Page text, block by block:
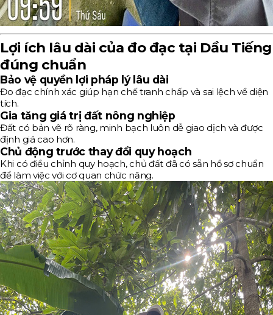
Lợi ích lâu dài của đo đạc tại Dầu Tiếng
đúng chuẩn
Bảo vệ quyền lợi pháp lý lâu dài
Đo đạc chính xác giúp hạn chế tranh chấp và sai lệch về diện
tích.
Gia tăng giá trị đất nông nghiệp
Đất có bản vẽ rõ ràng, minh bạch luôn dễ giao dịch và được
định giá cao hơn.
Chủ động trước thay đổi quy hoạch
Khi có điều chỉnh quy hoạch, chủ đất đã có sẵn hồ sơ chuẩn
để làm việc với cơ quan chức năng.